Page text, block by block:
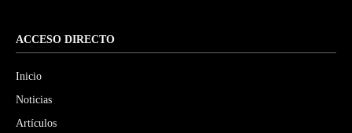
ACCESO DIRECTO
Inicio
Noticias
Artículos